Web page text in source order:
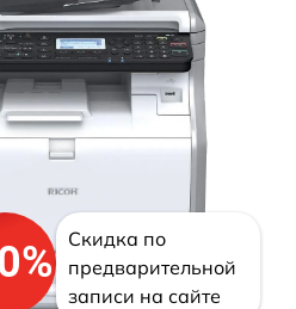
Скидка по
предварительной
записи на сайте